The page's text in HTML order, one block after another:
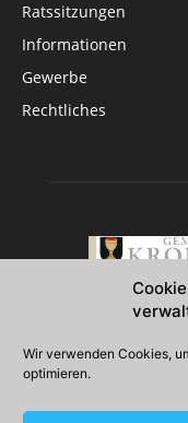
Wir verwenden Cookies,
optimieren.
Ratssitzungen
Informationen
Gewerbe
Rechtliches